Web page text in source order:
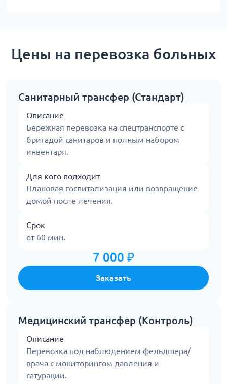
Цены на перевозка больных
Санитарный трансфер (Стандарт)
Описание
Бережная перевозка на спецтранспорте с
бригадой санитаров и полным набором
инвентаря.
Для кого подходит
Плановая госпитализация или возвращение
домой после лечения.
Срок
от 60 мин.
7 000 ₽
Заказать
Медицинский трансфер (Контроль)
Описание
Перевозка под наблюдением фельдшера/
врача с мониторингом давления и
сатурации.